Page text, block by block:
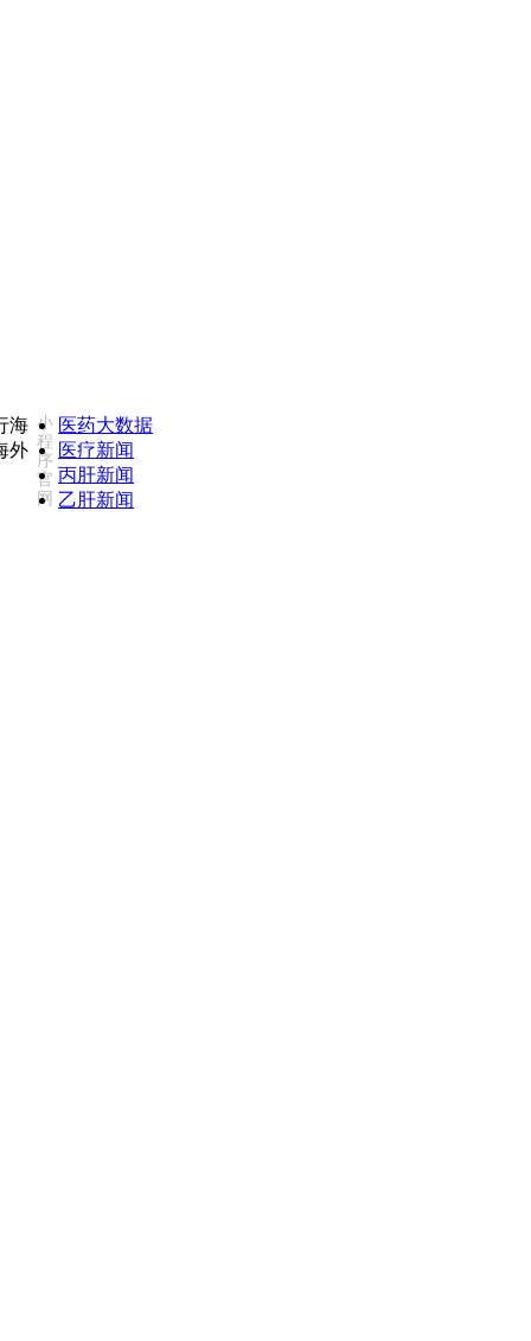
小
程
序
官
网
医药大数据
医疗新闻
丙肝新闻
乙肝新闻